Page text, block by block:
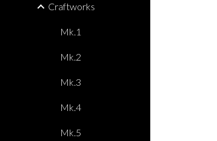
Craftworks
Mk.1
Mk.2
Mk.3
Mk.4
Mk.5